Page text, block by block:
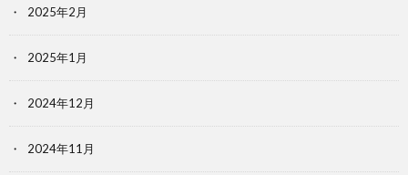
2025年2月
2025年1月
2024年12月
2024年11月